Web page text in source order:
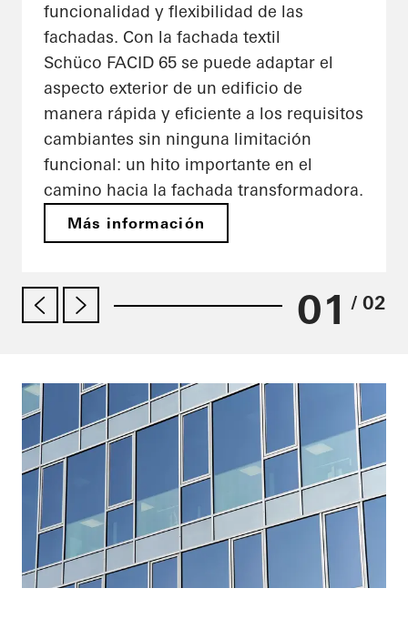
funcionalidad y flexibilidad de las
fachadas. Con la fachada textil
Schüco FACID 65 se puede adaptar el
aspecto exterior de un edificio de
manera rápida y eficiente a los requisitos
cambiantes sin ninguna limitación
funcional: un hito importante en el
camino hacia la fachada transformadora.
Más información
01 / 02